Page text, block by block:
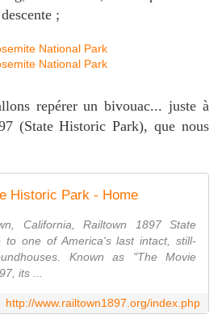
;
repérer un bivouac... juste à
(State Historic Park), que nous
Historic Park - Home
California, Railtown 1897 State
to one of America's last intact, still-
Known as "The Movie
its ...
http://www.railtown1897.org/index.php